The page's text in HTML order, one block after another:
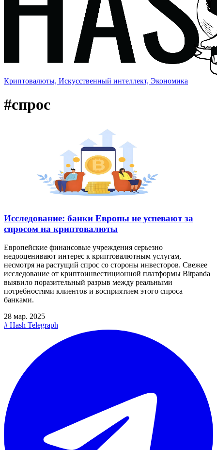
Криптовалюты, Искусственный интеллект, Экономика
#спрос
Исследование: банки Европы не успевают за
спросом на криптовалюты
Европейские финансовые учреждения серьезно
недооценивают интерес к криптовалютным услугам,
несмотря на растущий спрос со стороны инвесторов. Свежее
исследование от криптоинвестиционной платформы Bitpanda
выявило поразительный разрыв между реальными
потребностями клиентов и восприятием этого спроса
банками.
28 мар. 2025
# Hash Telegraph